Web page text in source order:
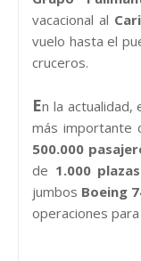
vacacional al
vuelo hasta el
cruceros.
En la actualidad,
más importante
500.000
de 1.000 plazas
jumbos Boeing
operaciones